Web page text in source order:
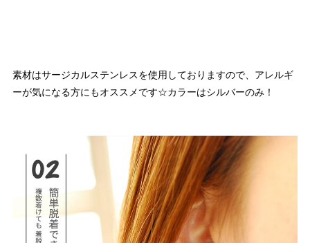
素材はサージカルステンレスを使用しておりますので、アレルギ
ーが気になる方にもオススメです☆カラーはシルバーのみ！